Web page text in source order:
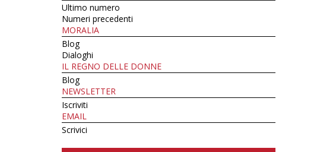
Ultimo numero
Numeri precedenti
MORALIA
Blog
Dialoghi
IL REGNO DELLE DONNE
Blog
NEWSLETTER
Iscriviti
EMAIL
Scrivici